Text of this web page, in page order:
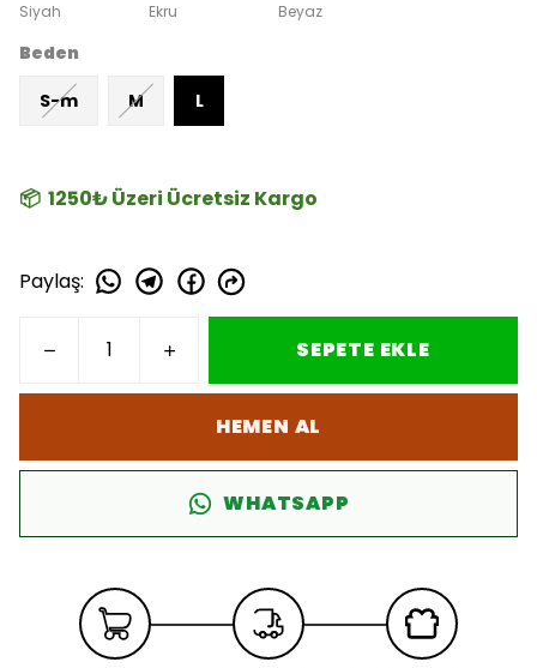
Siyah Ekru Beyaz
Beden
S-m
M L
📦 1250₺ Üzeri Ücretsiz Kargo
Paylaş:
SEPETE EKLE
HEMEN AL
WHATSAPP